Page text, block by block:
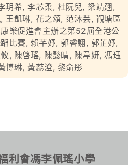
玥希, 李芯柔, 杜阮兒, 梁靖翹,
, 王凱琳, 花之頌, 范沐芸, 觀塘區
樂促進會主辦之第52屆全港公
比賽, 賴芊妤,郭睿䎗, 郭芷妤,
, 陳啓瑤, 陳懿晴, 陳韋妍,馮珏
博琳, 黃蕊澄, 黎俞彤
利會馮李佩瑤小學